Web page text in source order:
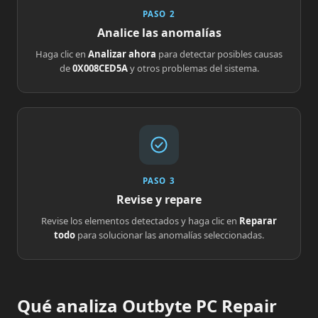
PASO 2
Analice las anomalías
Haga clic en Analizar ahora para detectar posibles causas
de0X008CED5Ay otros problemas del sistema.
PASO 3
Revise y repare
Revise los elementos detectados y haga clic en Reparar
todo para solucionar las anomalías seleccionadas.
Qué analiza Outbyte PC Repair